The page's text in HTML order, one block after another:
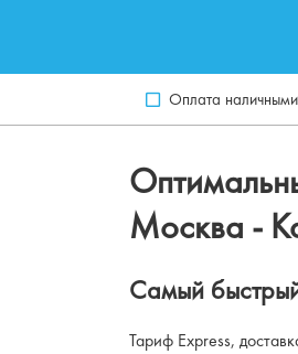
Оплата
Москва -
Самый
Тариф Express,